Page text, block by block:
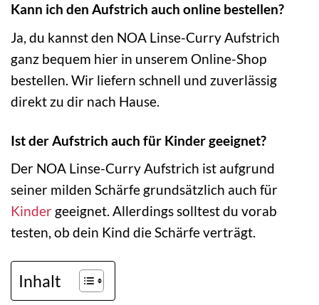
Kann ich den Aufstrich auch online bestellen?
Ja, du kannst den NOA Linse-Curry Aufstrich
ganz bequem hier in unserem Online-Shop
bestellen. Wir liefern schnell und zuverlässig
direkt zu dir nach Hause.
Ist der Aufstrich auch für Kinder geeignet?
Der NOA Linse-Curry Aufstrich ist aufgrund
seiner milden Schärfe grundsätzlich auch für
Kinder geeignet. Allerdings solltest du vorab
testen, ob dein Kind die Schärfe verträgt.
Inhalt